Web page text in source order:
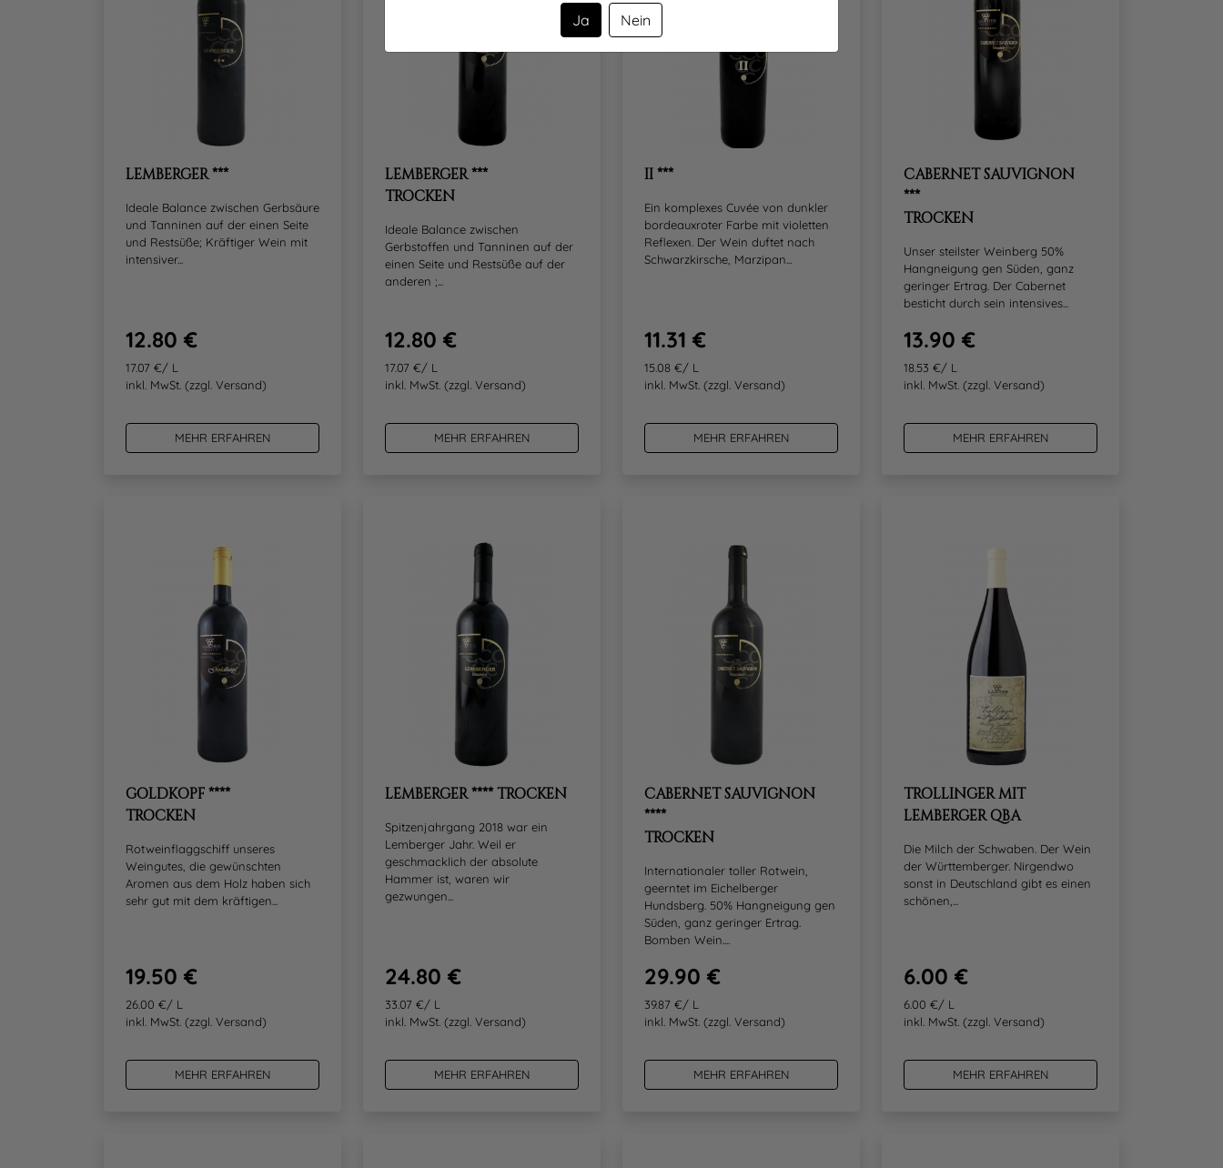
Ja Nein
LEMBERGER ***
Ideale Balance zwischen Gerbsäure
und Tanninen auf der einen Seite
und Restsüße; Kräftiger Wein mit
intensiver...
12.80 €
17.07 €/ L
inkl. MwSt. (zzgl. Versand)
MEHR ERFAHREN
LEMBERGER ***
TROCKEN
Ideale Balance zwischen
Gerbstoffen und Tanninen auf der
einen Seite und Restsüße auf der
anderen ;...
12.80 €
17.07 €/ L
inkl. MwSt. (zzgl. Versand)
MEHR ERFAHREN
II ***
Ein komplexes Cuvée von dunkler
bordeauxroter Farbe mit violetten
Reflexen. Der Wein duftet nach
Schwarzkirsche, Marzipan...
11.31 €
15.08 €/ L
inkl. MwSt. (zzgl. Versand)
MEHR ERFAHREN
CABERNET SAUVIGNON
***
TROCKEN
Unser steilster Weinberg 50%
Hangneigung gen Süden, ganz
geringer Ertrag. Der Cabernet
besticht durch sein intensives...
13.90 €
18.53 €/ L
inkl. MwSt. (zzgl. Versand)
MEHR ERFAHREN
GOLDKOPF ****
TROCKEN
Rotweinflaggschiff unseres
Weingutes, die gewünschten
Aromen aus dem Holz haben sich
sehr gut mit dem kräftigen...
19.50 €
26.00 €/ L
inkl. MwSt. (zzgl. Versand)
MEHR ERFAHREN
LEMBERGER **** TROCKEN
Spitzenjahrgang 2018 war ein
Lemberger Jahr. Weil er
geschmacklich der absolute
Hammer ist, waren wir
gezwungen...
24.80 €
33.07 €/ L
inkl. MwSt. (zzgl. Versand)
MEHR ERFAHREN
CABERNET SAUVIGNON
****
TROCKEN
Internationaler toller Rotwein,
geerntet im Eichelberger
Hundsberg. 50% Hangneigung gen
Süden, ganz geringer Ertrag.
Bomben Wein....
29.90 €
39.87 €/ L
inkl. MwSt. (zzgl. Versand)
MEHR ERFAHREN
TROLLINGER MIT
LEMBERGER QBA
Die Milch der Schwaben. Der Wein
der Württemberger. Nirgendwo
sonst in Deutschland gibt es einen
schönen,...
6.00 €
6.00 €/ L
inkl. MwSt. (zzgl. Versand)
MEHR ERFAHREN